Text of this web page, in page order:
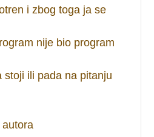
i zbog toga ja se
nije bio program
stoji ili pada na pitanju